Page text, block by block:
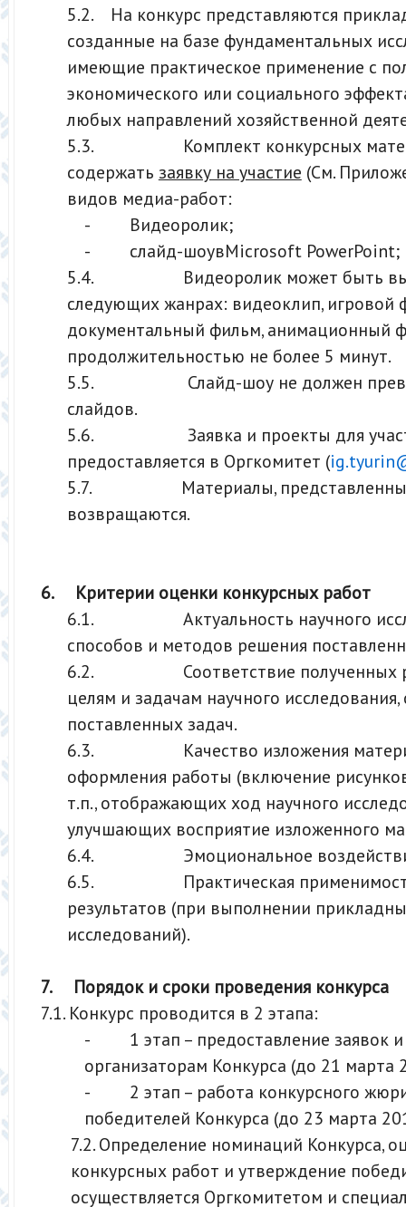
5.2. На конкурс представляются
созданные на базе фундаментальных
имеющие практическое применение с
экономического или социального
любых направлений хозяйственной
5.3. Комплект конкурсных
содержать заявку на участие (См.
видов медиа-работ:
- Видеоролик;
- слайд-шоувMicrosoft PowerPoint;
5.4. Видеоролик может быть
следующих жанрах: видеоклип, игровой
документальный фильм, анимационный
продолжительностью не более 5 минут.
5.5. Слайд-шоу не должен
слайдов.
5.6. Заявка и проекты для
предоставляется в Оргкомитет (
5.7. Материалы, представленные
возвращаются.
6. Критерии оценки конкурсных работ
6.1. Актуальность научного
способов и методов решения
6.2. Соответствие полученных
целям и задачам научного
поставленных задач.
6.3. Качество изложения
оформления работы (включение
т.п., отображающих ход научного
улучшающих восприятие изложенного
6.4. Эмоциональное
6.5. Практическая применимость
результатов (при выполнении
исследований).
7. Порядок и сроки проведения конкурса
7.1. Конкурс проводится в 2 этапа:
- 1 этап – предоставление заявок и
организаторам Конкурса (до 21 марта
- 2 этап – работа конкурсного
победителей Конкурса (до 23 марта
7.2. Определение номинаций Конкурса,
конкурсных работ и утверждение
осуществляется Оргкомитетом и